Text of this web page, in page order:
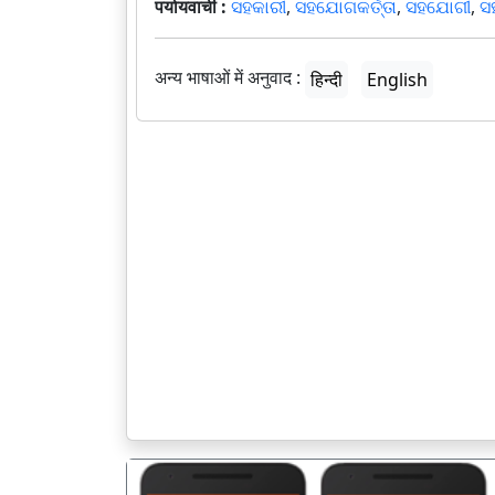
पर्यायवाची : ସହକାରୀ, ସହଯୋଗକର୍ତ୍ତା, ସହଯୋଗୀ,
अन्य भाषाओं में अनुवाद : हिन्दी English